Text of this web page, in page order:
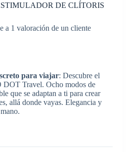
DE CLÍTORIS
a 1 valoración de un cliente
para viajar: Descubre el
Travel. Ocho modos de
que se adaptan a ti para crear
allá donde vayas. Elegancia y